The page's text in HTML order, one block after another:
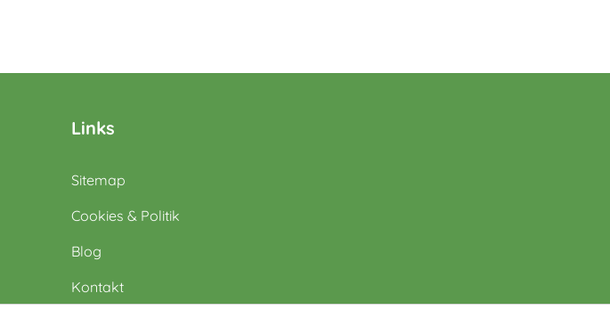
Links
Sitemap
Cookies & Politik
Blog
Kontakt